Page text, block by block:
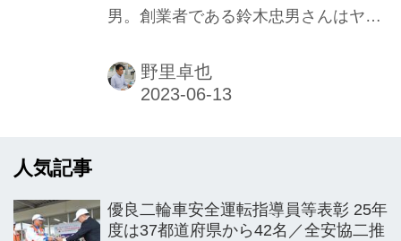
男。創業者である鈴木忠男さんはヤマ
1969年に全日本モトクロス250ccクラ
スでチャンピオンを獲得。その後、海
を数多く輩出してきた。本稿ではマフ
ラー事業を創業した当時を寿美子夫人
野里卓也
人気記事
優良二輪車安全運転指導員等表彰 25年
度は37都道府県から42名／全安協二推